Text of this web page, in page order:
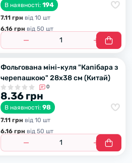
В наявності: 194
7.11 грн вiд 10 шт
6.16 грн вiд 50 шт
Фольгована міні-куля "Капібара з
черепашкою" 28х38 см (Китай)
0
8.36 грн
В наявності: 98
7.11 грн вiд 10 шт
6.16 грн вiд 50 шт